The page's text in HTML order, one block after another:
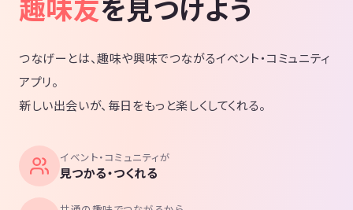
趣味友を見つけよう
つなげーとは、趣味や興味でつながるイベント・コミュニティ
アプリ。
新しい出会いが、毎日をもっと楽しくしてくれる。
イベント・コミュニティが
見つかる・つくれる